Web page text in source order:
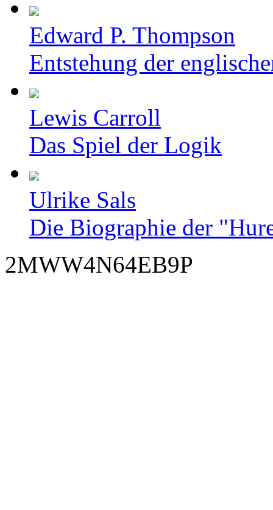
Edward P. Thompson
Entstehung der
Lewis Carroll
Das Spiel der Logik
Ulrike Sals
Die Biographie der
2MWW4N64EB9P